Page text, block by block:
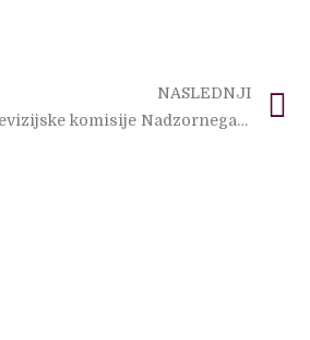
NASLEDNJI
Jože Oberstar, Predsednik revizijske komisije Nadzornega sveta DARS d.d.